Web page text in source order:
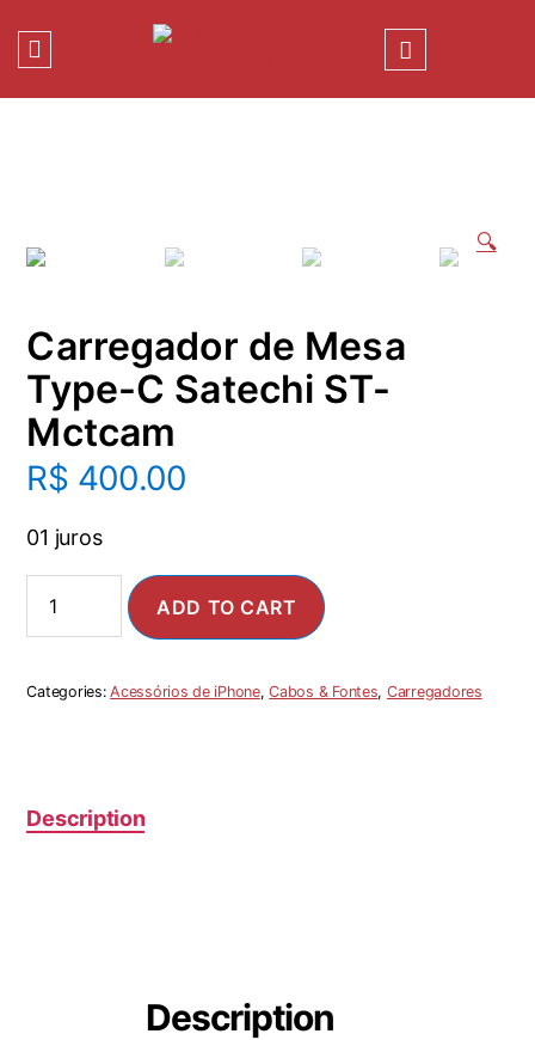
🔍
Carregador de Mesa
Type-C Satechi ST-
Mctcam
R$ 400.00
01 juros
ADD TO CART
Categories:Acessórios de iPhone,Cabos & Fontes, Carregadores
Description
Description